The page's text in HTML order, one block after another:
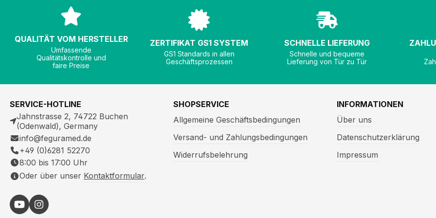
QUALITÄT VOM HERSTELLER
Umfassende
Qualitätskontrolle und
faire Preise
ZERTIFIKAT GS1 SYSTEM
GS1 Standards in allen
Geschäftsprozessen
SCHNELLE LIEFERUNG
Schnelle und bequeme
Lieferung von Tür zu Tür
SERVICE-HOTLINE
Jahnstrasse 2, 74722 Buchen
(Odenwald), Germany
info@feguramed.de
+49 (0)6281 52270
8:00 bis 17:00 Uhr
Oder über unser Kontaktformular.
SHOPSERVICE
Allgemeine Geschäftsbedingungen
Versand- und Zahlungsbedingungen
Widerrufsbelehrung
INFORMATIONEN
Über uns
Datenschutzerklärung
Impressum